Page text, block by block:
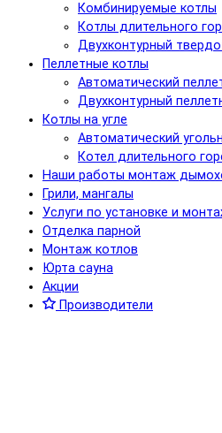
Комбинируемые котлы
Котлы длительного
Двухконтурный
Пеллетные котлы
Автоматический
Двухконтурный
Котлы на угле
Автоматический
Котел длительного
Наши работы монтаж
Грили, мангалы
Услуги по установке и
Отделка парной
Монтаж котлов
Юрта сауна
Акции
Производители